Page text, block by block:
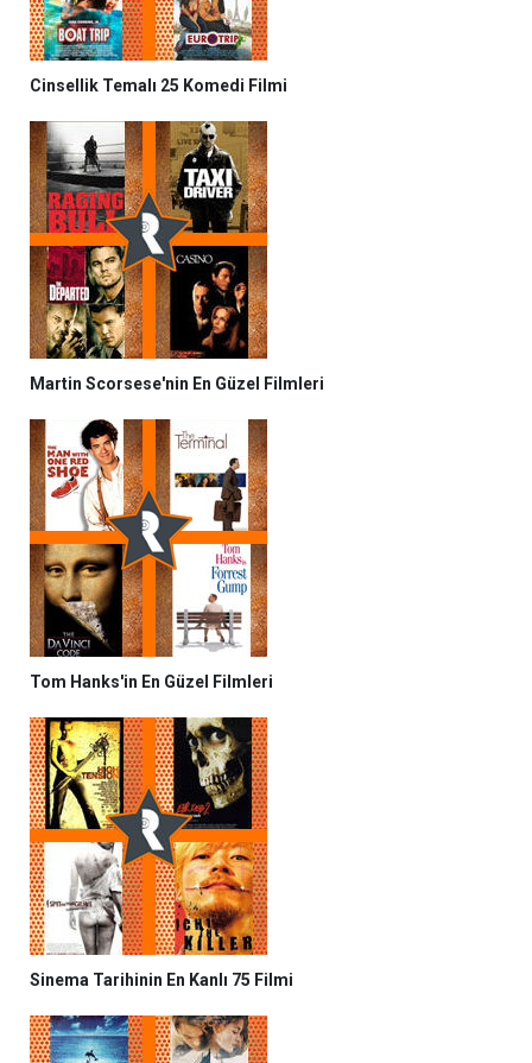
Cinsellik Temalı 25 Komedi Filmi
Martin Scorsese'nin En Güzel Filmleri
Tom Hanks'in En Güzel Filmleri
Sinema Tarihinin En Kanlı 75 Filmi